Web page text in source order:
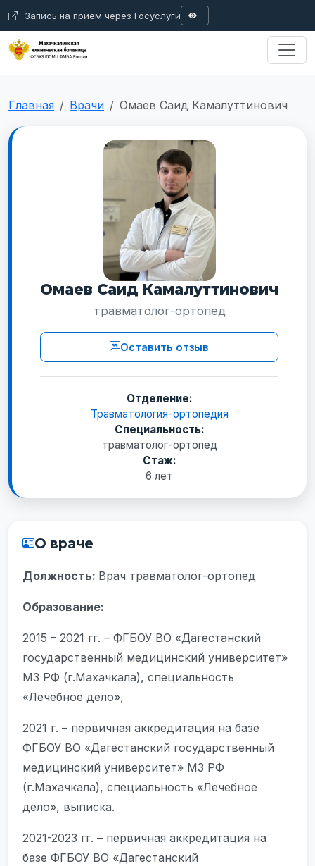
Запись на приём через Госуслуги
A Ц
Интервал Аб
Главная Врачи Омаев Саид Камалуттинович
Омаев Саид Камалуттинович
травматолог-ортопед
Оставить отзыв
Отделение:
Травматология-ортопедия
Специальность:
травматолог-ортопед
Стаж:
6 лет
О враче
Должность: Врач травматолог-ортопед
Образование:
2015 – 2021 гг. – ФГБОУ ВО «Дагестанский
государственный медицинский университет»
МЗ РФ (г.Махачкала), специальность
«Лечебное дело»,
2021 г. – первичная аккредитация на базе
ФГБОУ ВО «Дагестанский государственный
медицинский университет» МЗ РФ
(г.Махачкала), специальность «Лечебное
дело», выписка.
2021-2023 гг. – первичная аккредитация на
базе ФГБОУ ВО «Дагестанский